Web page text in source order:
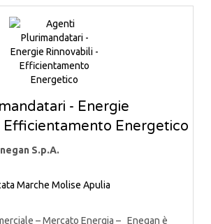
- Energie
Efficientamento Energetico
S.p.A.
Marche Molise Apulia
– Mercato Energia – Enegan è